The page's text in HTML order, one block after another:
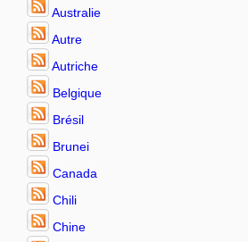
Australie
Autre
Autriche
Belgique
Brésil
Brunei
Canada
Chili
Chine